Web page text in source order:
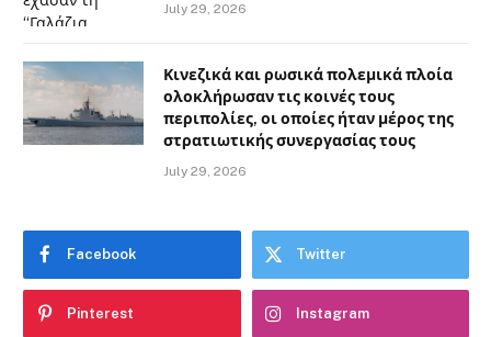
July 29, 2026
Κινεζικά και ρωσικά πολεμικά πλοία
ολοκλήρωσαν τις κοινές τους
περιπολίες, οι οποίες ήταν μέρος της
στρατιωτικής συνεργασίας τους
July 29, 2026
Facebook Twitter
Pinterest Instagram